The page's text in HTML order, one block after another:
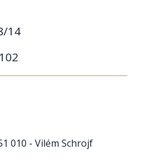
14
010 - Vilém Schrojf